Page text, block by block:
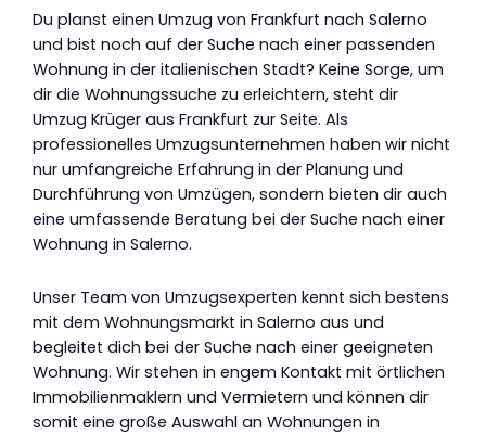
Du planst einen Umzug von Frankfurt nach Salerno
und bist noch auf der Suche nach einer passenden
Wohnung in der italienischen Stadt? Keine Sorge, um
dir die Wohnungssuche zu erleichtern, steht dir
Umzug Krüger aus Frankfurt zur Seite. Als
professionelles Umzugsunternehmen haben wir nicht
nur umfangreiche Erfahrung in der Planung und
Durchführung von Umzügen, sondern bieten dir auch
eine umfassende Beratung bei der Suche nach einer
Wohnung in Salerno.
Unser Team von Umzugsexperten kennt sich bestens
mit dem Wohnungsmarkt in Salerno aus und
begleitet dich bei der Suche nach einer geeigneten
Wohnung. Wir stehen in engem Kontakt mit örtlichen
Immobilienmaklern und Vermietern und können dir
somit eine große Auswahl an Wohnungen in